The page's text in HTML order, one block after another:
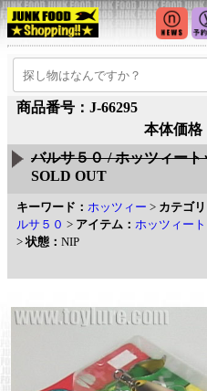
商品番号：J-66295
本体価格
バルサ５０ / ホッツィー
SOLD OUT
キーワード： ホッツィー > カテゴリ
ルサ５０ > アイテム： ホッツィー
>状態： NIP